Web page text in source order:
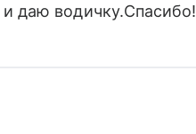
и даю водичку.Спасибо!